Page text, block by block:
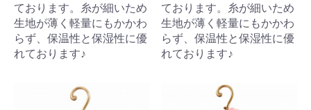
ております。糸が細いため
生地が薄く軽量にもかかわ
らず、保温性と保湿性に優
れております♪
ております。糸が細いため
生地が薄く軽量にもかかわ
らず、保温性と保湿性に優
れております♪